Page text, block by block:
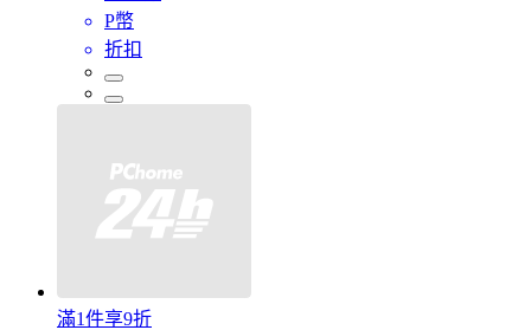
P幣
折扣
滿1件享9折